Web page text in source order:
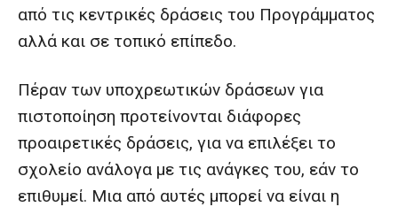
από τις κεντρικές δράσεις του Προγράμματος
αλλά και σε τοπικό επίπεδο.
Πέραν των υποχρεωτικών δράσεων για
πιστοποίηση προτείνονται διάφορες
προαιρετικές δράσεις, για να επιλέξει το
σχολείο ανάλογα με τις ανάγκες του, εάν το
επιθυμεί. Μια από αυτές μπορεί να είναι η